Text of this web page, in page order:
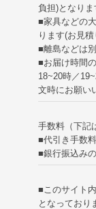
負担)となりま
■家具などの
ります(お見
■離島などは
■お届け時間
18~20時／
文時にお願い
手数料（下記
■代引き手数
■銀行振込み
■このサイト
となっており